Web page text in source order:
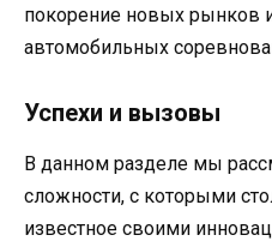
покорение новых рынков
автомобильных
Успехи и вызовы
В данном разделе мы
сложности, с которыми
известное своими